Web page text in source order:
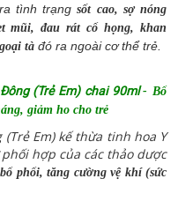
tình trạngsốt cao, sợ nóng
mũi, đau rát cổ họng, khan
tà đó ra ngoài cơ thể trẻ.
(Trẻ Em) chai 90ml- Bổ
giảm ho cho trẻ
Em) kế thừa tinh hoa Y
hợp của các thảo dược
bổ phổi, tăng cường vệ khí (sức